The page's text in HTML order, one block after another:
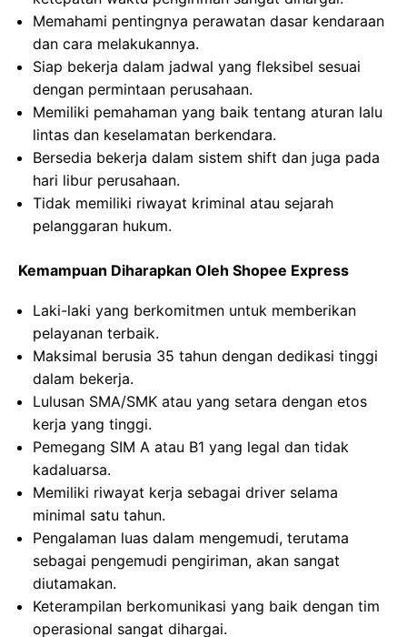
Memahami pentingnya perawatan dasar kendaraan
dan cara melakukannya.
Siap bekerja dalam jadwal yang fleksibel sesuai
dengan permintaan perusahaan.
Memiliki pemahaman yang baik tentang aturan lalu
lintas dan keselamatan berkendara.
Bersedia bekerja dalam sistem shift dan juga pada
hari libur perusahaan.
Tidak memiliki riwayat kriminal atau sejarah
pelanggaran hukum.
Kemampuan Diharapkan Oleh Shopee Express
Laki-laki yang berkomitmen untuk memberikan
pelayanan terbaik.
Maksimal berusia 35 tahun dengan dedikasi tinggi
dalam bekerja.
Lulusan SMA/SMK atau yang setara dengan etos
kerja yang tinggi.
Pemegang SIM A atau B1 yang legal dan tidak
kadaluarsa.
Memiliki riwayat kerja sebagai driver selama
minimal satu tahun.
Pengalaman luas dalam mengemudi, terutama
sebagai pengemudi pengiriman, akan sangat
diutamakan.
Keterampilan berkomunikasi yang baik dengan tim
operasional sangat dihargai.